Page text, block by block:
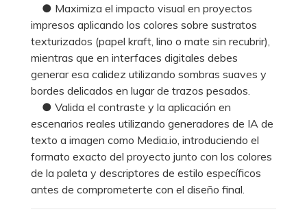
● Maximiza el impacto visual en proyectos
impresos aplicando los colores sobre sustratos
texturizados (papel kraft, lino o mate sin recubrir),
mientras que en interfaces digitales debes
generar esa calidez utilizando sombras suaves y
bordes delicados en lugar de trazos pesados.
● Valida el contraste y la aplicación en
escenarios reales utilizando generadores de IA de
texto a imagen como Media.io, introduciendo el
formato exacto del proyecto junto con los colores
de la paleta y descriptores de estilo específicos
antes de comprometerte con el diseño final.